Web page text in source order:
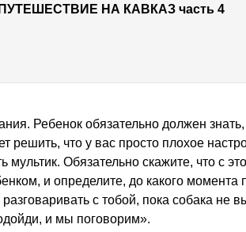
НА КАВКАЗ часть 4
Ребенок обязательно должен
решить, что у вас просто плохое
мультик. Обязательно скажите, что с
и определите, до какого момента
с тобой, пока собака не
и мы поговорим».